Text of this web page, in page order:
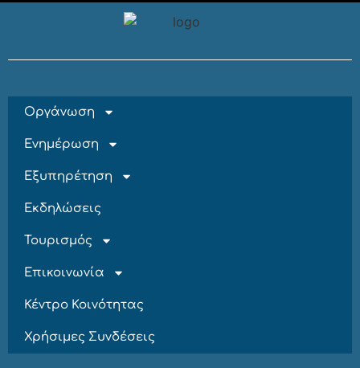
Οργάνωση
Ενημέρωση
Εξυπηρέτηση
Εκδηλώσεις
Τουρισμός
Επικοινωνία
Κέντρο Κοινότητας
Χρήσιμες Συνδέσεις